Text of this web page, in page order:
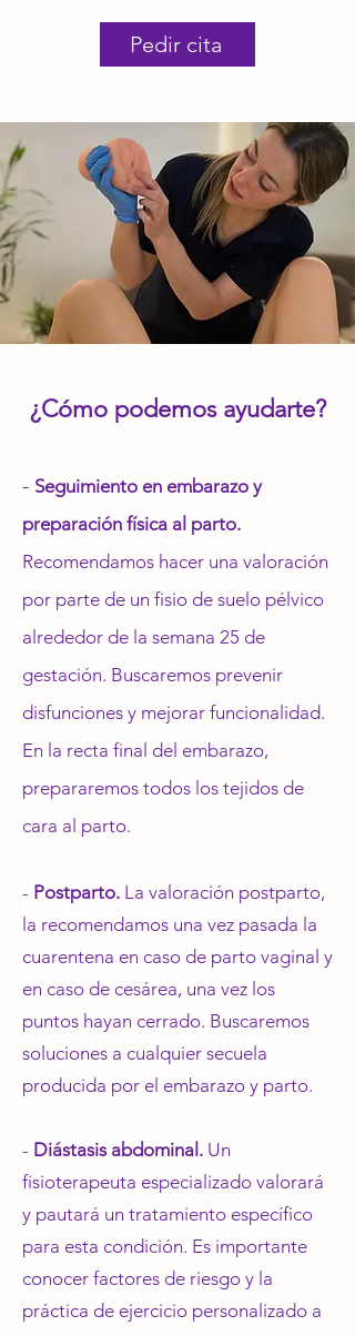
Pedir cita
¿Cómo podemos ayudarte?
- Seguimiento en embarazo y
preparación física al parto.
Recomendamos hacer una valoración
por parte de un fisio de suelo pélvico
alrededor de la semana 25 de
gestación. Buscaremos prevenir
disfunciones y mejorar funcionalidad.
En la recta final del embarazo,
prepararemos todos los tejidos de
cara al parto.
- ⁠Postparto. La valoración postparto,
la recomendamos una vez pasada la
cuarentena en caso de parto vaginal y
en caso de cesárea, una vez los
puntos hayan cerrado. Buscaremos
soluciones a cualquier secuela
producida por el embarazo y parto.
- ⁠Diástasis abdominal. Un
fisioterapeuta especializado valorará
y pautará un tratamiento específico
para esta condición. Es importante
conocer factores de riesgo y la
práctica de ejercicio personalizado a